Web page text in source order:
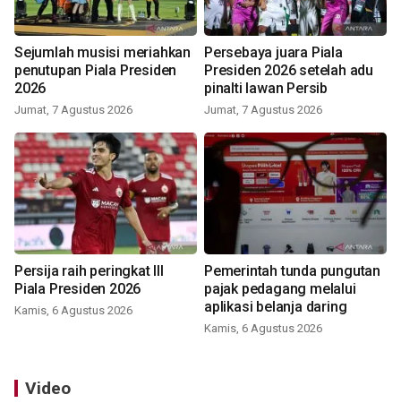
Sejumlah musisi meriahkan
penutupan Piala Presiden
2026
Jumat, 7 Agustus 2026
Persebaya juara Piala
Presiden 2026 setelah adu
pinalti lawan Persib
Jumat, 7 Agustus 2026
Persija raih peringkat III
Piala Presiden 2026
Kamis, 6 Agustus 2026
Pemerintah tunda pungutan
pajak pedagang melalui
aplikasi belanja daring
Kamis, 6 Agustus 2026
Video